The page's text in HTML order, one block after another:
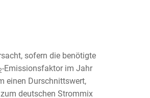
sofern die benötigte
-Emissionsfaktor im Jahr
einen Durschnittswert,
zum deutschen Strommix